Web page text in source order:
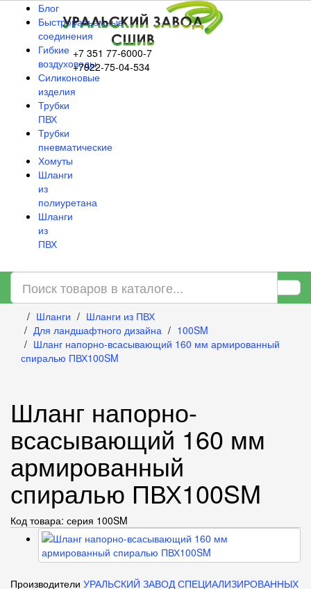
Блог
Быстроразъёмные
соединения
Гибкие
воздуховоды
Силиконовые
изделия
Трубки
ПВХ
Трубки
пневматические
Хомуты
Шланги
из
полиуретана
Шланги
из
ПВХ
+7 351 77-6000-7
+7922-75-04-534
Шланги
Шланги из ПВХ
Для ландшафтного дизайна
100SM
Шланг напорно-всасывающий 160 мм армированный
спиралью ПВХ100SM
Шланг напорно-
всасывающий 160 мм
армированный
спиралью ПВХ100SM
Код товара: серия 100SM
Производители УРАЛЬСКИЙ ЗАВОД СПЕЦИАЛИЗИРОВАННЫХ